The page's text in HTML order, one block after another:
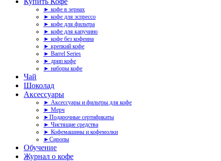
► кофе в зернах
► кофе для эспрессо
► кофе для фильтра
► кофе для капучино
► кофе без кофеина
► крепкий кофе
► Barrel Series
► дрип кофе
► наборы кофе
Чай
Шоколад
Аксессуары
► Аксессуары и фильтры для кофе
► Мерч
►Подарочные сертификаты
► Чистящие средства
► Кофемашины и кофемолки
►Сиропы
Обучение
Журнал о кофе